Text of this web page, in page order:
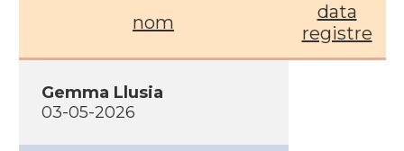
nom
data
registre
Gemma Llusia
03-05-2026